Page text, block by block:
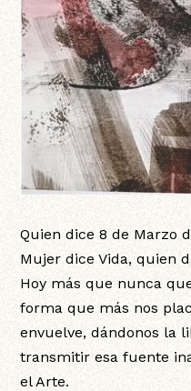
Quien dice 8 de Marzo
Mujer dice Vida, quien
Hoy más que nunca
forma que más nos
envuelve, dándonos la
transmitir esa fuente
el Arte.